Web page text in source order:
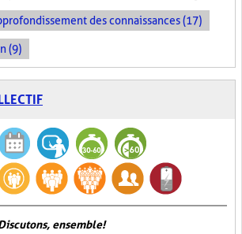
des connaissances (17)
(9)
ensemble!